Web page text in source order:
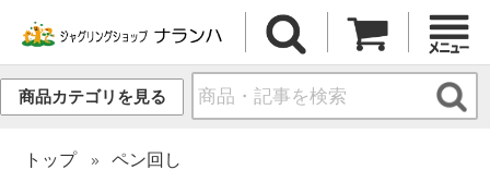
商品カテゴリを見る
トップ ペン回し